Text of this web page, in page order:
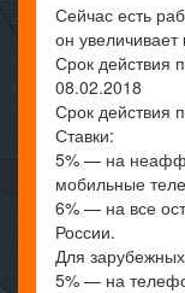
Сейчас есть
он
Срок
08.02.2018
Срок действия
Ставки:
5% — на
мобильные
6% — на все
России.
Для
5% — на